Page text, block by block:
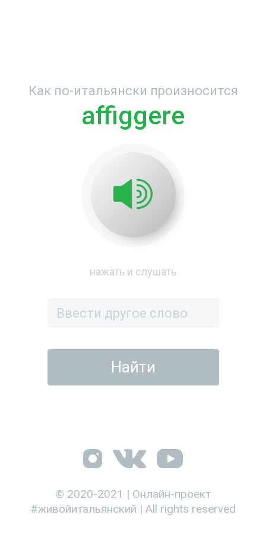
Как по-итальянски произносится
affiggere
нажать и слушать
© 2020-2021 | Онлайн-проект
#живойитальянский | All rights reserved